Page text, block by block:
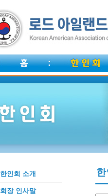
한인회 소개
회장 인사말